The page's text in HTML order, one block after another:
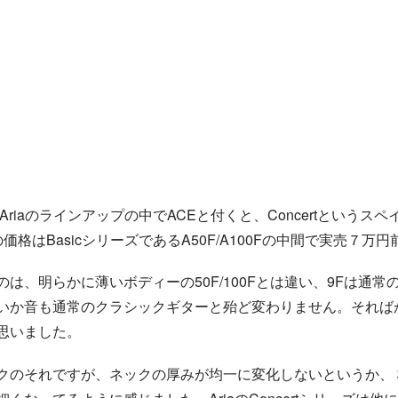
のラインアップの中でACEと付くと、Concertというスペ
格はBasicシリーズであるA50F/A100Fの中間で実売７万円
は、明らかに薄いボディーの50F/100Fとは違い、9Fは通常
か音も通常のクラシックギターと殆ど変わりません。それ
ました。
のそれですが、ネックの厚みが均一に変化しないというか